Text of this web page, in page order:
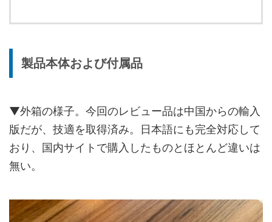
製品本体および付属品
▼外箱の様子。今回のレビュー品は中国からの輸入
版だが、技適を取得済み。日本語にも完全対応して
おり、国内サイトで購入したものとほとんど違いは
無い。